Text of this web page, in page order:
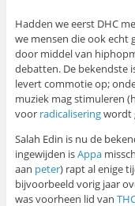
Hadden we eerst DHC
we mensen die ook echt
door middel van
debatten. De bekendste
levert commotie op;
muziek mag stimuleren
voor radicaliseringwordt
Salah Edin is nu de
ingewijden isAppa
aan peter) rapt al enige
bijvoorbeeld vorig jaar
was voorheen lid van